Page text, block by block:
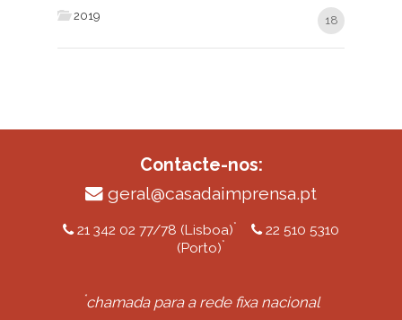
2019 18
Contacte-nos:
geral@casadaimprensa.pt
21 342 02 77/78 (Lisboa)*
22 510 5310
(Porto)*
*chamada para a rede fixa nacional